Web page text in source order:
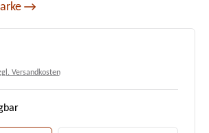
Versandkosten